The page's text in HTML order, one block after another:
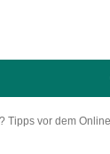
Tipps vor dem